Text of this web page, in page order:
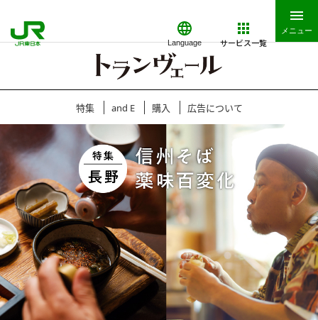
Language サービス一覧
メニュー
特集 and E 購入 広告について